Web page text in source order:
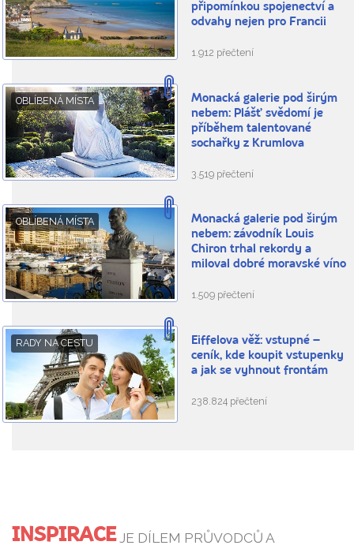
připomínkou spojenectví a
odvahy nejen pro Francii
1.912 přečtení
OBLÍBENÁ MÍSTA
Monacká galerie pod širým
nebem: Plášť svědomí je
příběhem talentované
sochařky z Krumlova
3.519 přečtení
OBLÍBENÁ MÍSTA
Monacká galerie pod širým
nebem: závodník Louis
Chiron trhal rekordy a
miloval dobré moravské víno
1.509 přečtení
RADY NA CESTU
Eiffelova věž: vstupné –
ceník, kde koupit vstupenky
a jak se vyhnout frontám
238.824 přečtení
INSPIRACEJE DÍLEM PRŮVODCŮ A